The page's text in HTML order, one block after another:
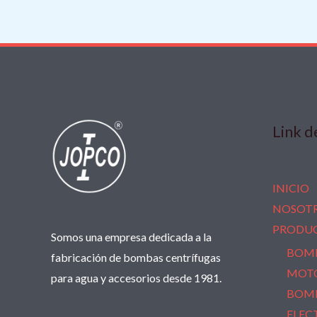
Somos una empresa dedicada a la
fabricación de bombas centrífugas
para agua y accesorios desde 1981.
Link
INICIO